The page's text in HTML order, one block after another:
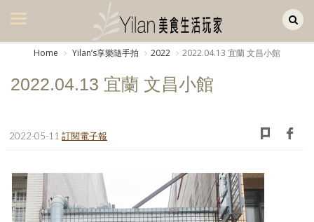
美食集
生活風
書房集
Home Yilanʼs享樂隨手拍 2022 2022.04.13 宜蘭 文昌小館
2022.04.13 宜蘭 文昌小館
2022-05-11 訂閱電子報